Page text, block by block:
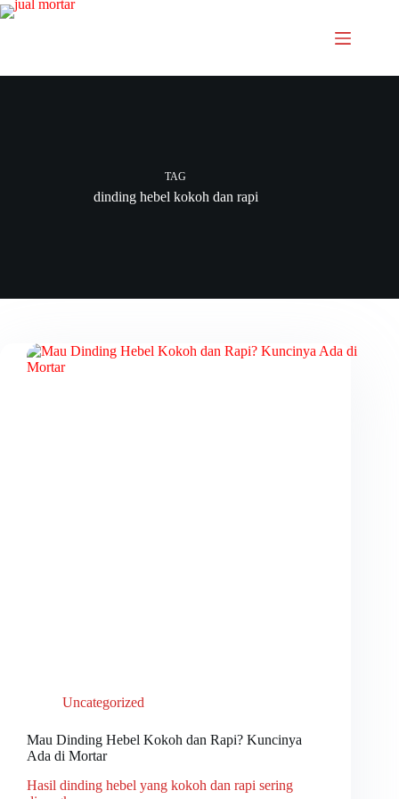
TAG
dinding hebel kokoh dan rapi
Uncategorized
Mau Dinding Hebel Kokoh dan Rapi? Kuncinya
Ada di Mortar
Hasil dinding hebel yang kokoh dan rapi sering